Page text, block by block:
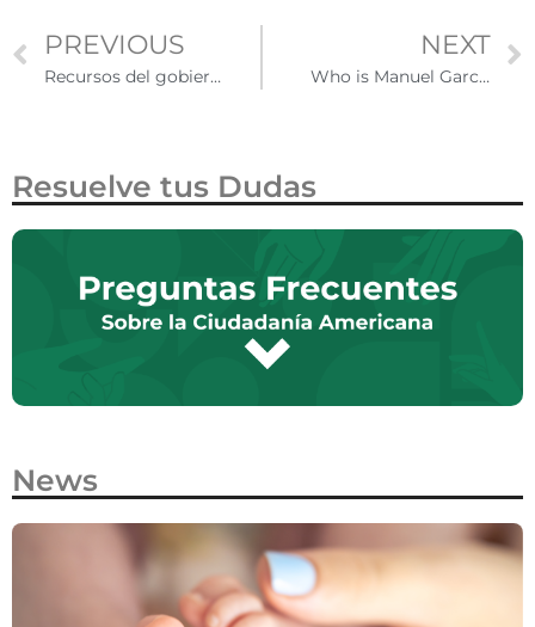
PREVIOUS
Recursos del gobierno de EE.UU. para facilitar el acceso a la vivienda de alquiler
NEXT
Who is Manuel Garcia? And why his appointment by the mayor of NY will benefit migrants
Resuelve tus Dudas
News